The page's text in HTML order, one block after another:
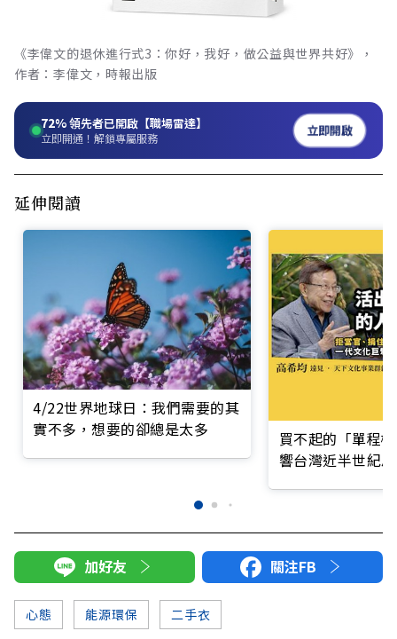
《李偉文的退休進行式3：你好，我好，做公益與世界共好》，
作者：李偉文，時報出版
72%領先者已開啟【職場雷達】
立即開通！解鎖專屬服務 立即開啟
延伸閱讀
4/22世界地球日：我們需要的其
實不多，想要的卻總是太多
買不起的「單程
響台灣近半世紀
加好友 關注FB
心態 能源環保 二手衣